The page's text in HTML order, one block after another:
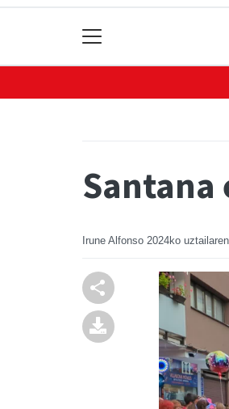
Irune Alfonso 2024ko